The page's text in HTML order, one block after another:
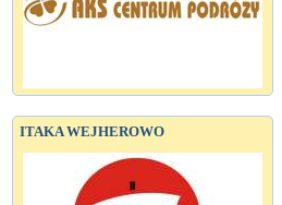
ITAKA WEJHEROWO